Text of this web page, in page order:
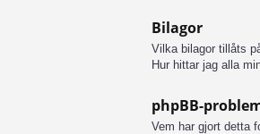
Bilagor
Vilka bilagor tillåts
Hur hittar jag alla
phpBB-
Vem har gjort detta